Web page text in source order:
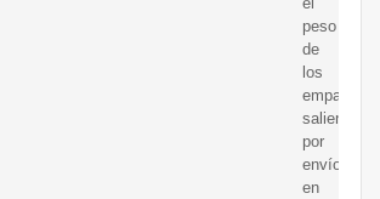
peso
de
los
empaques
salientes
por
envío
en